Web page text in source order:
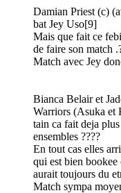
Damian Priest (c)
bat Jey Uso[9]
Mais que fait ce
de faire son match
Match avec Jey
Bianca Belair et
Warriors (Asuka et
tain ca fait deja
ensembles ????
En tout cas elles
qui est bien
aurait toujours du
Match sympa